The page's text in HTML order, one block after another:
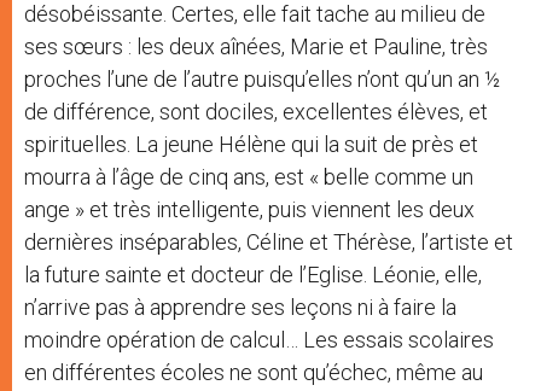
désobéissante. Certes, elle fait tache au milieu de
ses sœurs : les deux aînées, Marie et Pauline, très
proches l’une de l’autre puisqu’elles n’ont qu’un an ½
de différence, sont dociles, excellentes élèves, et
spirituelles. La jeune Hélène qui la suit de près et
mourra à l’âge de cinq ans, est « belle comme un
ange » et très intelligente, puis viennent les deux
dernières inséparables, Céline et Thérèse, l’artiste et
la future sainte et docteur de l’Eglise. Léonie, elle,
n’arrive pas à apprendre ses leçons ni à faire la
moindre opération de calcul… Les essais scolaires
en différentes écoles ne sont qu’échec, même au